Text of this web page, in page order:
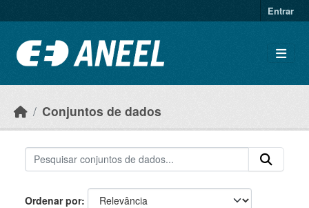
Entrar
Conjuntos de dados
Ordenar por